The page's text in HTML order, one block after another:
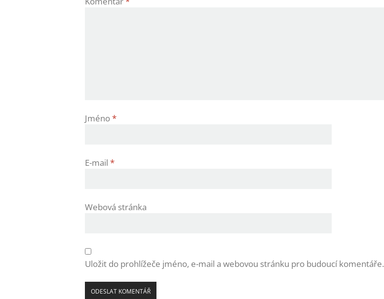
Jméno*
E-mail *
Webová stránka
Uložit do prohlížeče jméno, e-mail a webovou stránku pro budoucí komentáře.